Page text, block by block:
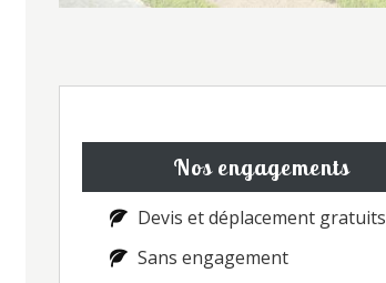
Nos engagements
Devis et déplacement gratuits
Sans engagement